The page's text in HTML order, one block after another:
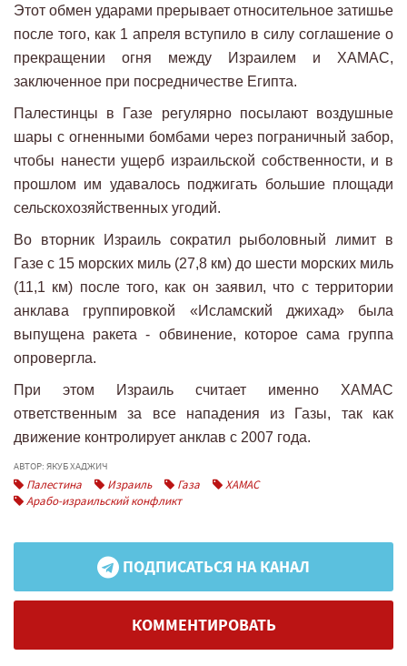
Этот обмен ударами прерывает относительное затишье
после того, как 1 апреля вступило в силу соглашение о
прекращении огня между Израилем и ХАМАС,
заключенное при посредничестве Египта.
Палестинцы в Газе регулярно посылают воздушные
шары с огненными бомбами через пограничный забор,
чтобы нанести ущерб израильской собственности, и в
прошлом им удавалось поджигать большие площади
сельскохозяйственных угодий.
Во вторник Израиль сократил рыболовный лимит в
Газе с 15 морских миль (27,8 км) до шести морских миль
(11,1 км) после того, как он заявил, что с территории
анклава группировкой «Исламский джихад» была
выпущена ракета - обвинение, которое сама группа
опровергла.
При этом Израиль считает именно ХАМАС
ответственным за все нападения из Газы, так как
движение контролирует анклав с 2007 года.
АВТОР: ЯКУБ ХАДЖИЧ
Палестина Израиль Газа
ХАМАС
Арабо-израильский конфликт
ПОДПИСАТЬСЯ НА КАНАЛ
КОММЕНТИРОВАТЬ